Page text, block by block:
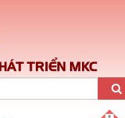
TRIỂN MKC